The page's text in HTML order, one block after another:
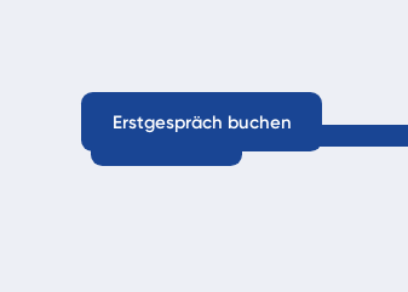
Erstgespräch buchen
Mehr lesen